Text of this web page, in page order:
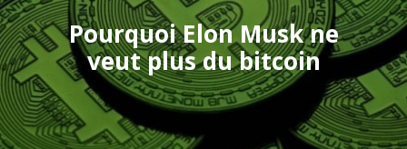
Pourquoi Elon Musk ne
veut plus du bitcoin